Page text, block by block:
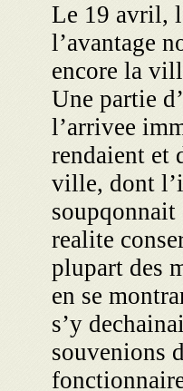
Le 19 avril,
l’avantage
encore la
Une partie
l’arrivee
rendaient et
ville, dont
soupqonnait
realite
plupart des
en se
s’y
souvenions